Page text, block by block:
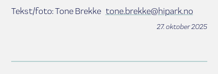
Tekst/foto: Tone Brekke tone.brekke@hipark.no
27. oktober 2025